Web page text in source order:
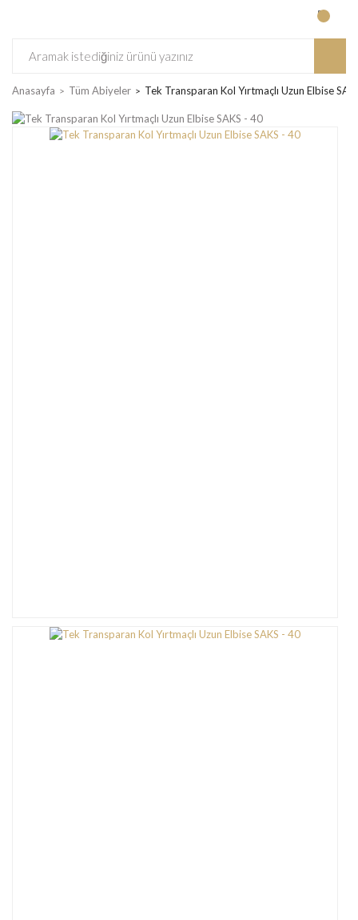
Anasayfa Tüm Abiyeler Tek Transparan Kol Yırtmaçlı Uzun Elbise